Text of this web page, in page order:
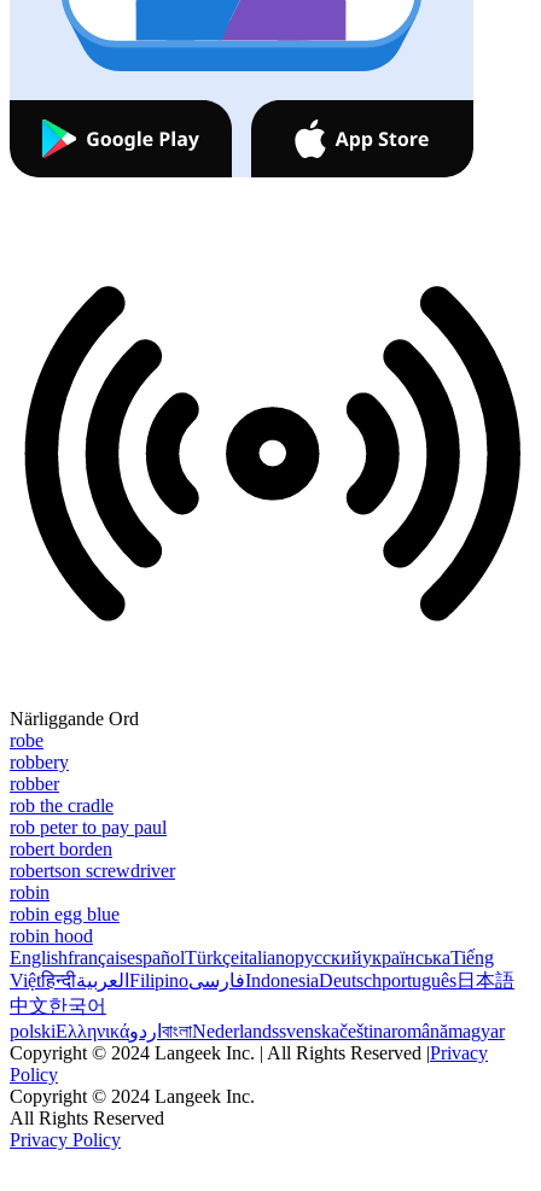
Närliggande Ord
robe
robbery
robber
rob the cradle
rob peter to pay paul
robert borden
robertson screwdriver
robin
robin egg blue
robin hood
EnglishfrançaisespañolTürkçeitalianoрусскийукраїнськаTiếng
Việtहिन्दीالعربية FilipinoفارسیIndonesiaDeutschportuguês日本語
中文한국어
polskiΕλληνικάاردو বাংলাNederlandssvenskačeštinaromânămagyar
Copyright © 2024 Langeek Inc. | All Rights Reserved |Privacy
Policy
Copyright © 2024 Langeek Inc.
All Rights Reserved
Privacy Policy